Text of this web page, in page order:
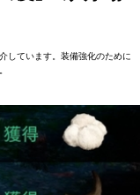
しています。装備強化のために